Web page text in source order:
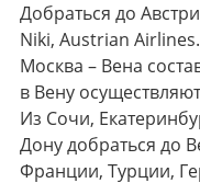
Добраться до
Niki, Austrian
Москва – Вена
в Вену
Из Сочи,
Дону добраться до
Франции, Турции,